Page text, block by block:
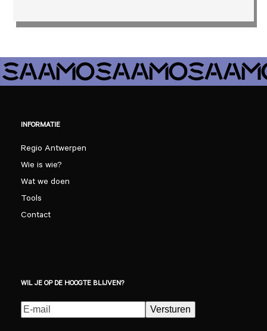
INFORMATIE
Regio Antwerpen
Wie is wie?
Wat we doen
Tools
Contact
WIL JE OP DE HOOGTE BLIJVEN?
E-
mailadres(Vereist)
Versturen